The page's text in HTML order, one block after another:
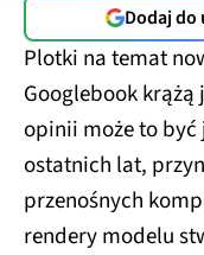
Dodaj do
Plotki na temat
Googlebook krążą
opinii może to
ostatnich lat,
przenośnych
rendery modelu